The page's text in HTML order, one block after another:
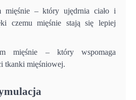
mięśnie – który ujędrnia ciało i
czemu mięśnie stają się lepiej
mięśnie – który wspomaga
tkanki mięśniowej.